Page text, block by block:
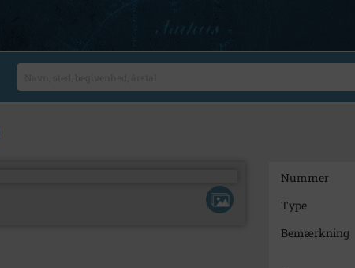
Nummer
Type
Bemærkning